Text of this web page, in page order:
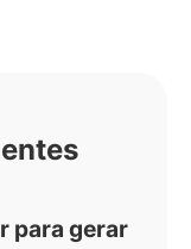
para gerar